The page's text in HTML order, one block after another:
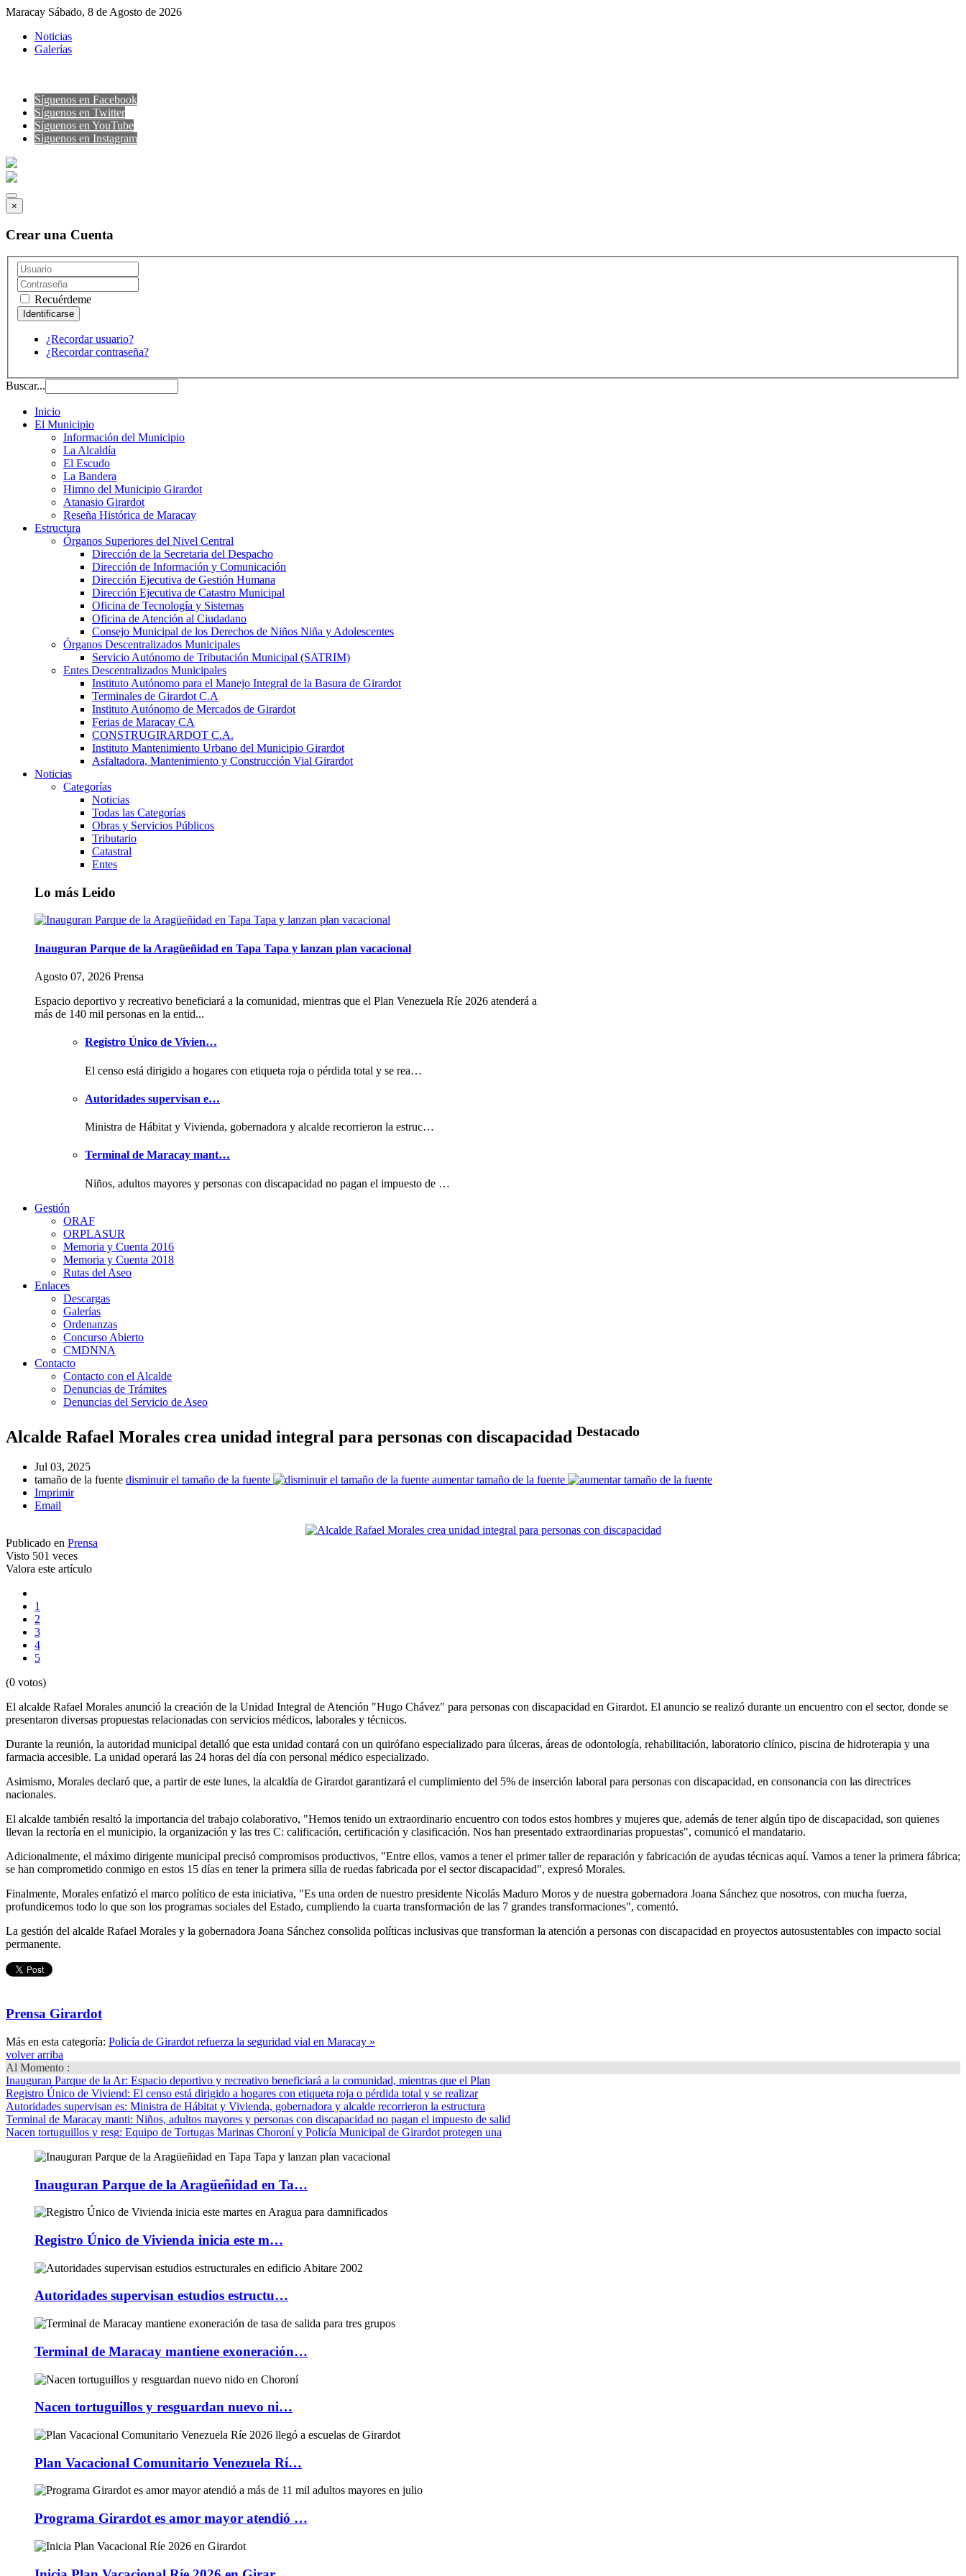
Maracay Sábado, 8 de Agosto de 2026
Noticias
Galerías
Síguenos en Facebook
Síguenos en Twitter
Síguenos en YouTube
Sìguenos en Instagram
×
Crear una Cuenta
Recuérdeme
¿Recordar usuario?
¿Recordar contraseña?
Buscar...
Inicio
El Municipio
Información del Municipio
La Alcaldía
El Escudo
La Bandera
Himno del Municipio Girardot
Atanasio Girardot
Reseña Histórica de Maracay
Estructura
Órganos Superiores del Nivel Central
Dirección de la Secretaria del Despacho
Dirección de Información y Comunicación
Dirección Ejecutiva de Gestión Humana
Dirección Ejecutiva de Catastro Municipal
Oficina de Tecnología y Sistemas
Oficina de Atención al Ciudadano
Consejo Municipal de los Derechos de Niños Niña y Adolescentes
Órganos Descentralizados Municipales
Servicio Autónomo de Tributación Municipal (SATRIM)
Entes Descentralizados Municipales
Instituto Autónomo para el Manejo Integral de la Basura de Girardot
Terminales de Girardot C.A
Instituto Autónomo de Mercados de Girardot
Ferias de Maracay CA
CONSTRUGIRARDOT C.A.
Instituto Mantenimiento Urbano del Municipio Girardot
Asfaltadora, Mantenimiento y Construcción Vial Girardot
Noticias
Categorías
Noticias
Todas las Categorías
Obras y Servicios Públicos
Tributario
Catastral
Entes
Lo más Leido
Inauguran Parque de la Aragüeñidad en Tapa Tapa y lanzan plan vacacional
Agosto 07, 2026 Prensa
Espacio deportivo y recreativo beneficiará a la comunidad, mientras que el Plan Venezuela Ríe 2026 atenderá a
más de 140 mil personas en la entid...
Registro Único de Vivien…
El censo está dirigido a hogares con etiqueta roja o pérdida total y se rea…
Autoridades supervisan e…
Ministra de Hábitat y Vivienda, gobernadora y alcalde recorrieron la estruc…
Terminal de Maracay mant…
Niños, adultos mayores y personas con discapacidad no pagan el impuesto de …
Gestión
ORAF
ORPLASUR
Memoria y Cuenta 2016
Memoria y Cuenta 2018
Rutas del Aseo
Enlaces
Descargas
Galerías
Ordenanzas
Concurso Abierto
CMDNNA
Contacto
Contacto con el Alcalde
Denuncias de Trámites
Denuncias del Servicio de Aseo
Alcalde Rafael Morales crea unidad integral para personas con discapacidad Destacado
Jul 03, 2025
tamaño de la fuente disminuir el tamaño de la fuente
aumentar tamaño de la fuente
Imprimir
Email
Publicado en Prensa
Visto 501 veces
Valora este artículo
1
2
3
4
5
(0 votos)
El alcalde Rafael Morales anunció la creación de la Unidad Integral de Atención "Hugo Chávez" para personas con discapacidad en Girardot. El anuncio se realizó durante un encuentro con el sector, donde se
presentaron diversas propuestas relacionadas con servicios médicos, laborales y técnicos.
Durante la reunión, la autoridad municipal detalló que esta unidad contará con un quirófano especializado para úlceras, áreas de odontología, rehabilitación, laboratorio clínico, piscina de hidroterapia y una
farmacia accesible. La unidad operará las 24 horas del día con personal médico especializado.
Asimismo, Morales declaró que, a partir de este lunes, la alcaldía de Girardot garantizará el cumplimiento del 5% de inserción laboral para personas con discapacidad, en consonancia con las directrices
nacionales.
El alcalde también resaltó la importancia del trabajo colaborativo, "Hemos tenido un extraordinario encuentro con todos estos hombres y mujeres que, además de tener algún tipo de discapacidad, son quienes
llevan la rectoría en el municipio, la organización y las tres C: calificación, certificación y clasificación. Nos han presentado extraordinarias propuestas", comunicó el mandatario.
Adicionalmente, el máximo dirigente municipal precisó compromisos productivos, "Entre ellos, vamos a tener el primer taller de reparación y fabricación de ayudas técnicas aquí. Vamos a tener la primera fábrica;
se han comprometido conmigo en estos 15 días en tener la primera silla de ruedas fabricada por el sector discapacidad", expresó Morales.
Finalmente, Morales enfatizó el marco político de esta iniciativa, "Es una orden de nuestro presidente Nicolás Maduro Moros y de nuestra gobernadora Joana Sánchez que nosotros, con mucha fuerza,
profundicemos todo lo que son los programas sociales del Estado, cumpliendo la cuarta transformación de las 7 grandes transformaciones", comentó.
La gestión del alcalde Rafael Morales y la gobernadora Joana Sánchez consolida políticas inclusivas que transforman la atención a personas con discapacidad en proyectos autosustentables con impacto social
permanente.
Prensa Girardot
Más en esta categoría: Policía de Girardot refuerza la seguridad vial en Maracay »
volver arriba
Al Momento :
Inauguran Parque de la Ar: Espacio deportivo y recreativo beneficiará a la comunidad, mientras que el Plan
Registro Único de Viviend: El censo está dirigido a hogares con etiqueta roja o pérdida total y se realizar
Autoridades supervisan es: Ministra de Hábitat y Vivienda, gobernadora y alcalde recorrieron la estructura
Terminal de Maracay manti: Niños, adultos mayores y personas con discapacidad no pagan el impuesto de salid
Nacen tortuguillos y resg: Equipo de Tortugas Marinas Choroní y Policía Municipal de Girardot protegen una
Inauguran Parque de la Aragüeñidad en Ta…
Registro Único de Vivienda inicia este m…
Autoridades supervisan estudios estructu…
Terminal de Maracay mantiene exoneración…
Nacen tortuguillos y resguardan nuevo ni…
Plan Vacacional Comunitario Venezuela Rí…
Programa Girardot es amor mayor atendió …